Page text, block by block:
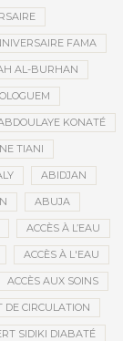
FAMA
AL-BURHAN
KONATÉ
TIANI
ABIDJAN
ABUJA
ACCÈS À L’EAU
ACCÈS À L'EAU
ACCÈS AUX SOINS
DE CIRCULATION
SIDIKI DIABATÉ